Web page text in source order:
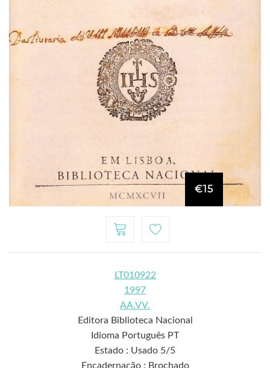
€15
LT010922
1997
AA.VV.
Editora Biblioteca Nacional
Idioma Português PT
Estado : Usado 5/5
Encadernação : Brochado